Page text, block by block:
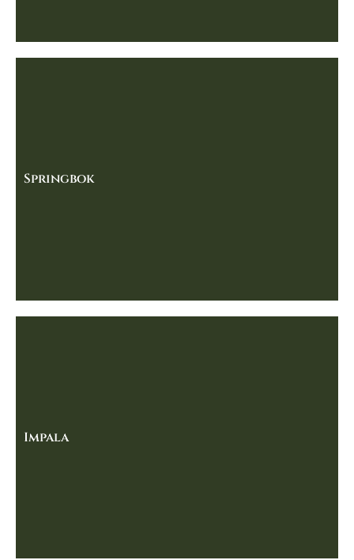
Springbok
Impala